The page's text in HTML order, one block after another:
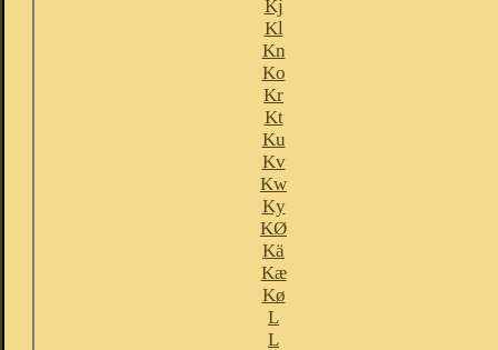
Kj
Kl
Kn
Ko
Kr
Kt
Ku
Kv
Kw
Ky
KØ
Kä
Kæ
Kø
L
L